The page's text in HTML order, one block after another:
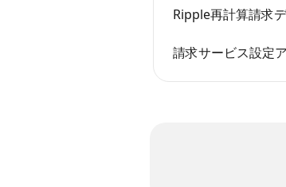
Ripple再計算請求
請求サービス設定